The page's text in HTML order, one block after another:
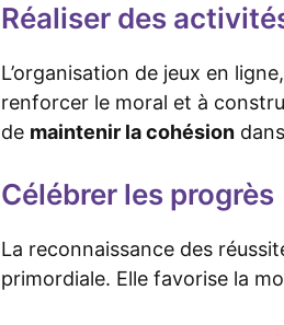
Réaliser des
L’organisation de jeux en
renforcer le moral et à
de maintenir la cohésion
Célébrer les progrès
La reconnaissance des
primordiale. Elle favorise la